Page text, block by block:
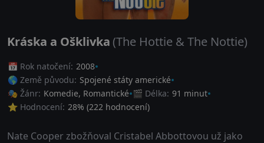
Kráska a Ošklivka (The Hottie & The Nottie)
📅 Rok natočení: 2008
🌎 Země původu: Spojené státy americké
🎭 Žánr: Komedie, Romantické 🎬 Délka: 91 minut
⭐ Hodnocení: 28% (222 hodnocení)
Nate Cooper zbožňoval Cristabel Abbottovou už jako